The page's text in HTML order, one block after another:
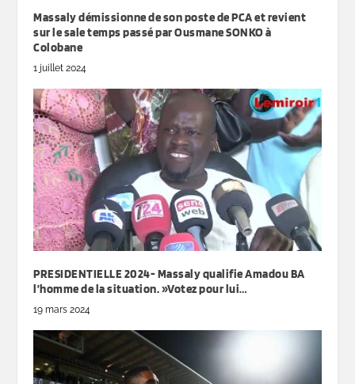
Massaly démissionne de son poste de PCA et revient
sur le sale temps passé par Ousmane SONKO à
Colobane
1 juillet 2024
PRESIDENTIELLE 2024- Massaly qualifie Amadou BA
l’homme de la situation. »Votez pour lui…
19 mars 2024